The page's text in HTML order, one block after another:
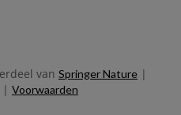
van Springer Nature |
| Voorwaarden